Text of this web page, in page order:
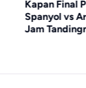
Kapan Final
Spanyol vs
Jam